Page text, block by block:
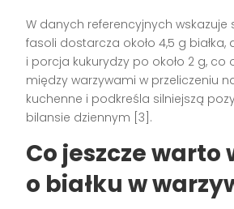
W danych referencyjnych wskazuje
fasoli dostarcza około 4,5 g białka,
i porcja kukurydzy po około 2 g, co
między warzywami w przeliczeniu
kuchenne i podkreśla silniejszą
bilansie dziennym [3].
Co jeszcze warto
o białku w